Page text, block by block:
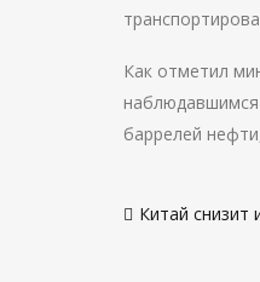
Как отметил
наблюдавшимся
баррелей
поКитай снизит